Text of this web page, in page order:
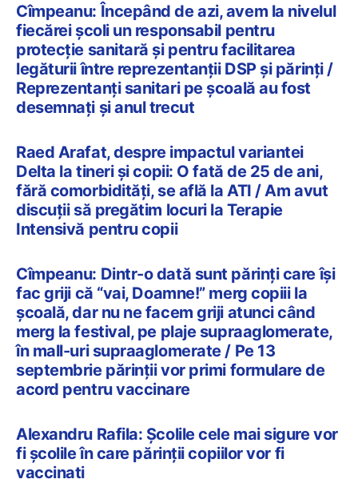
Cîmpeanu: Începând de azi, avem la nivelul
fiecărei școli un responsabil pentru
protecție sanitară și pentru facilitarea
legăturii între reprezentanții DSP și părinți /
Reprezentanți sanitari pe școală au fost
desemnați și anul trecut
Raed Arafat, despre impactul variantei
Delta la tineri și copii: O fată de 25 de ani,
fără comorbidități, se află la ATI / Am avut
discuții să pregătim locuri la Terapie
Intensivă pentru copii
Cîmpeanu: Dintr-o dată sunt părinți care își
fac griji că “vai, Doamne!” merg copiii la
școală, dar nu ne facem griji atunci când
merg la festival, pe plaje supraaglomerate,
în mall-uri supraaglomerate / Pe 13
septembrie părinții vor primi formulare de
acord pentru vaccinare
Alexandru Rafila: Şcolile cele mai sigure vor
fi şcolile în care părinţii copiilor vor fi
vaccinaţi